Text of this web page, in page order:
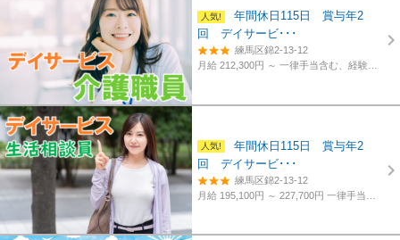
年間休日115日 賞与年2
回 デイサービ･･･
練馬区錦2-13-12
月給 212,300円 ～一律手当含む、経験・資格考慮
年間休日115日 賞与年2
回 デイサービ･･･
練馬区錦2-13-12
月給 195,100円 ～ 227,700円一律手当含む、経験・資格考慮